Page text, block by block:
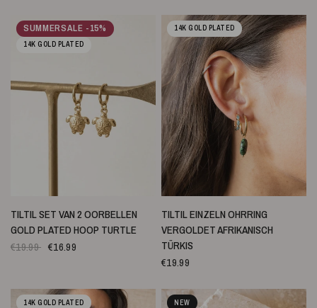
SUMMERSALE -15%
14K GOLD PLATED
SCHNELLANSICHT
TILTIL SET VAN 2 OORBELLEN
GOLD PLATED HOOP TURTLE
€19.99 €16.99
14K GOLD PLATED
SCHNELLANSICHT
TILTIL EINZELN OHRRING
VERGOLDET AFRIKANISCH
TÜRKIS
€19.99
14K GOLD PLATED
NEW